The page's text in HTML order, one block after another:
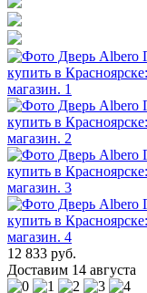
12 833 руб.
Доставим 14 августа